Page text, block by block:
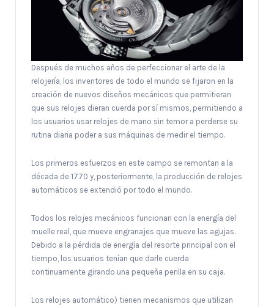
Después de muchos años de perfeccionar el arte de la
relojería, los inventores de todo el mundo se fijaron en la
creación de nuevos diseños mecánicos que permitieran
que sus relojes dieran cuerda por sí mismos, permitiendo a
los usuarios usar relojes de mano sin temor a perderse su
rutina diaria poder a sus máquinas de medir el tiempo.
Los primeros esfuerzos en este campo se remontan a la
década de 1770 y, posteriormente, la producción de relojes
automáticos se extendió por todo el mundo.
Todos los relojes mecánicos funcionan con la energía del
muelle real, que mueve engranajes que mueve las agujas.
Debido a la pérdida de energía del resorte principal con el
tiempo, los usuarios tenían que darle cuerda
continuamente girando una pequeña perilla en su caja.
Los relojes automático) tienen mecanismos que utilizan